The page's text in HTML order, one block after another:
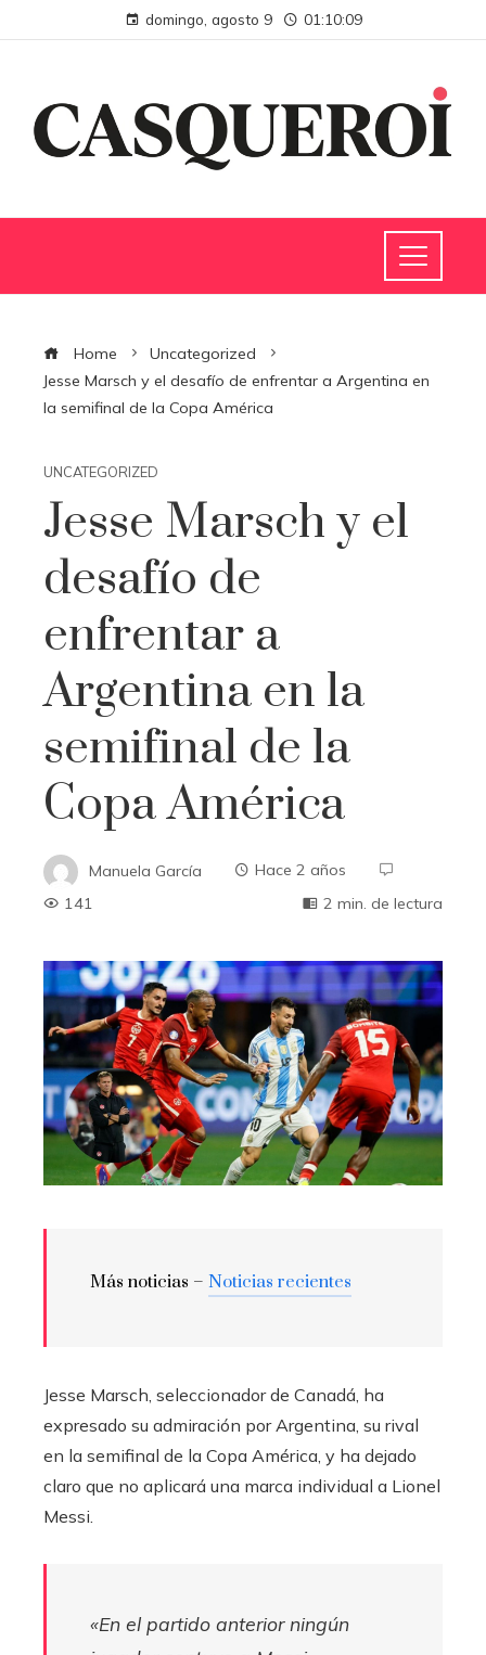
domingo, agosto 9 01:10:10
Home
Uncategorized
Jesse Marsch y el desafío de enfrentar a Argentina en
la semifinal de la Copa América
UNCATEGORIZED
Jesse Marsch y el
desafío de
enfrentar a
Argentina en la
semifinal de la
Copa América
Manuela García
Hace 2 años
141
2 min. de lectura
Más noticias – Noticias recientes
Jesse Marsch, seleccionador de Canadá, ha
expresado su admiración por Argentina, su rival
en la semifinal de la Copa América, y ha dejado
claro que no aplicará una marca individual a Lionel
Messi.
«En el partido anterior ningún